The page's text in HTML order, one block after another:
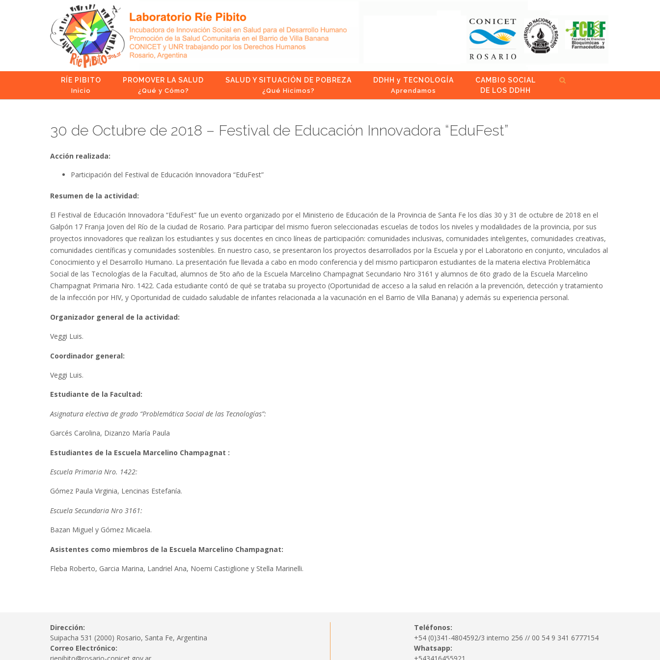
RÍE PIBITO
Inicio
PROMOVER LA SALUD
¿Qué y Cómo?
SALUD Y SITUACIÓN DE POBREZA
¿Qué Hicimos?
DDHH y TECNOLOGÍA
Aprendamos
CAMBIO SOCIAL
DE LOS DDHH
30 de Octubre de 2018 – Festival de Educación Innovadora “EduFest”
Acción realizada:
Participación del Festival de Educación Innovadora “EduFest”
Resumen de la actividad:
El Festival de Educación Innovadora “EduFest” fue un evento organizado por el Ministerio de Educación de la Provincia de Santa Fe los días 30 y 31 de octubre de 2018 en el
Galpón 17 Franja Joven del Río de la ciudad de Rosario. Para participar del mismo fueron seleccionadas escuelas de todos los niveles y modalidades de la provincia, por sus
proyectos innovadores que realizan los estudiantes y sus docentes en cinco líneas de participación: comunidades inclusivas, comunidades inteligentes, comunidades creativas,
comunidades científicas y comunidades sostenibles. En nuestro caso, se presentaron los proyectos desarrollados por la Escuela y por el Laboratorio en conjunto, vinculados al
Conocimiento y el Desarrollo Humano. La presentación fue llevada a cabo en modo conferencia y del mismo participaron estudiantes de la materia electiva Problemática
Social de las Tecnologías de la Facultad, alumnos de 5to año de la Escuela Marcelino Champagnat Secundario Nro 3161 y alumnos de 6to grado de la Escuela Marcelino
Champagnat Primaria Nro. 1422. Cada estudiante contó de qué se trataba su proyecto (Oportunidad de acceso a la salud en relación a la prevención, detección y tratamiento
de la infección por HIV, y Oportunidad de cuidado saludable de infantes relacionada a la vacunación en el Barrio de Villa Banana) y además su experiencia personal.
Organizador general de la actividad:
Veggi Luis.
Coordinador general:
Veggi Luis.
Estudiante de la Facultad:
Asignatura electiva de grado “Problemática Social de las Tecnologías”:
Garcés Carolina, Dizanzo María Paula
Estudiantes de la Escuela Marcelino Champagnat :
Escuela Primaria Nro. 1422:
Gómez Paula Virginia, Lencinas Estefanía.
Escuela Secundaria Nro 3161:
Bazan Miguel y Gómez Micaela.
Asistentes como miembros de la Escuela Marcelino Champagnat:
Fleba Roberto, Garcia Marina, Landriel Ana, Noemi Castiglione y Stella Marinelli.
Dirección:
Suipacha 531 (2000) Rosario, Santa Fe, Argentina
Correo Electrónico:
Teléfonos:
+54 (0)341-4804592/3 interno 256 // 00 54 9 341 6777154
Whatsapp: